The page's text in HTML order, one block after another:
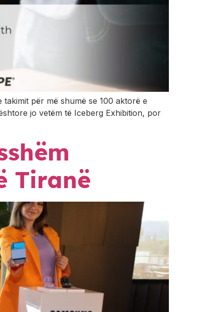
për më shumë se 100 aktorë e
jo vetëm të Iceberg Exhibition, por
Tiranë